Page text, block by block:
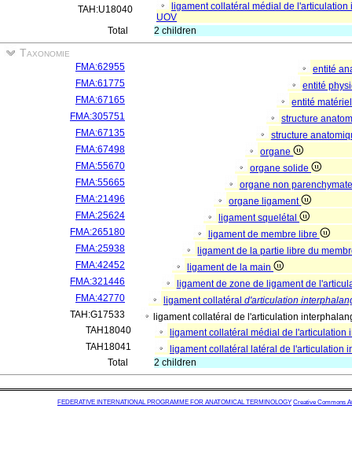
TAH:U18040
ligament collatéral médial de
UOV
Total
2 children
Taxonomie
FMA:62955
entité
FMA:61775
entité
FMA:67165
entité
FMA:305751
structure
FMA:67135
structure
FMA:67498
organe
FMA:55670
organe solide
FMA:55665
organe non
FMA:21496
organe ligament
FMA:25624
ligament squelétal
FMA:265180
ligament de membre libre
FMA:25938
ligament de la partie libre du
FMA:42452
ligament de la main
FMA:321446
ligament de zone de ligament de
FMA:42770
ligament collatéral d'articulation
TAH:G17533
ligament collatéral de l'articulation
TAH18040
ligament collatéral médial de
TAH18041
ligament collatéral latéral de
Total
2 children
FEDERATIVE INTERNATIONAL PROGRAMME FOR ANATOMICAL TERMINOLOGY Creative Commons